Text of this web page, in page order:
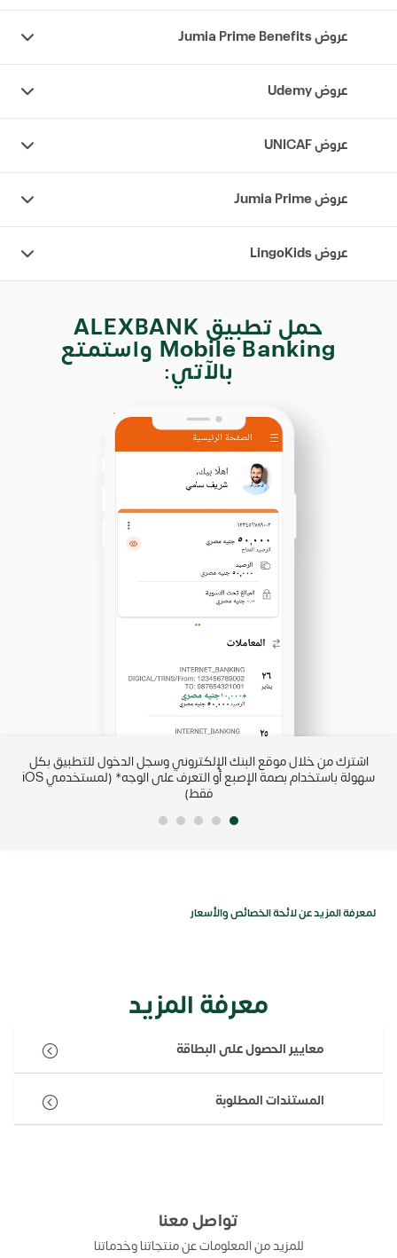
عروض Jumia Prime Benefits
عروض Udemy
عروض UNICAF
عروض Jumia Prime
عروض LingoKids
حمل تطبيق ALEXBANK
Mobile Banking واستمتع
بالآتي:
اشترك من خلال موقع البنك الإلكتروني وسجل الدخول للتطبيق بكل
سهولة باستخدام بصمة الإصبع أو التعرف على الوجه* (لمستخدمي iOS
فقط)
لمعرفة المزيد عن لائحة الخصائص والأسعار
معرفة المزيد
معايير الحصول على البطاقة
المستندات المطلوبة
تواصل معنا
للمزيد من المعلومات عن منتجاتنا وخدماتنا